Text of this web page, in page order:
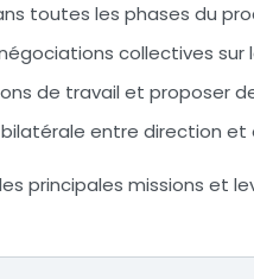
toutes les phases du
collectives sur
de travail et proposer
entre direction et
principales missions et